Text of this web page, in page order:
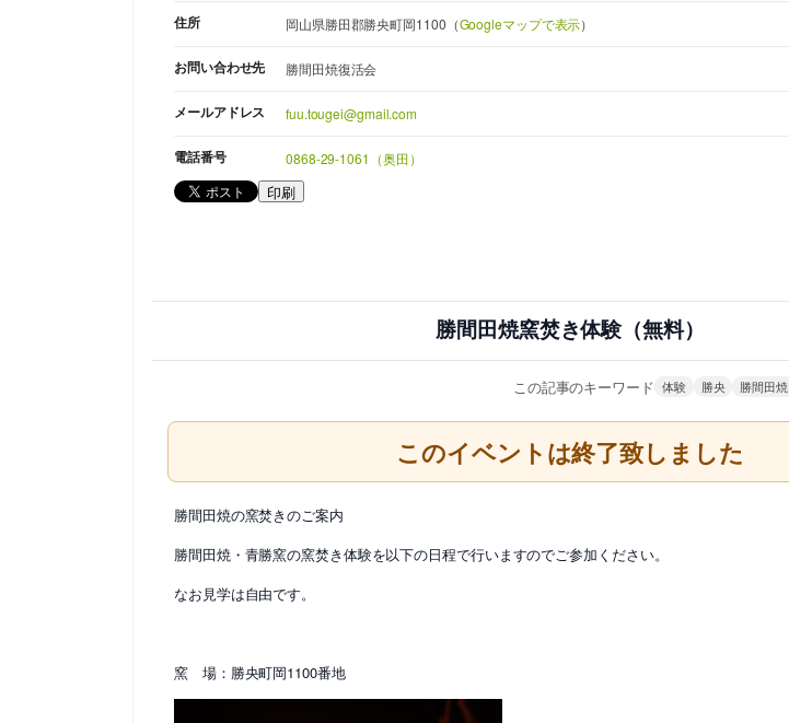
住所 岡山県勝田郡勝央町岡1100（Googleマップで表示）
お問い合わせ先 勝間田焼復活会
メールアドレス fuu.tougei@gmail.com
電話番号 0868-29-1061（奥田）
印刷
勝間田焼窯焚き体験（無料）
この記事のキーワード 体験 勝央 勝間田焼
このイベントは終了致しました
勝間田焼の窯焚きのご案内
勝間田焼・青勝窯の窯焚き体験を以下の日程で行いますのでご参加ください。
なお見学は自由です。
窯 場：勝央町岡1100番地